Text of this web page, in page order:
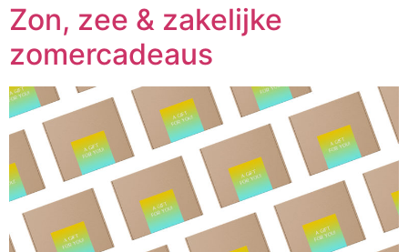
Zon, zee & zakelijke
zomercadeaus